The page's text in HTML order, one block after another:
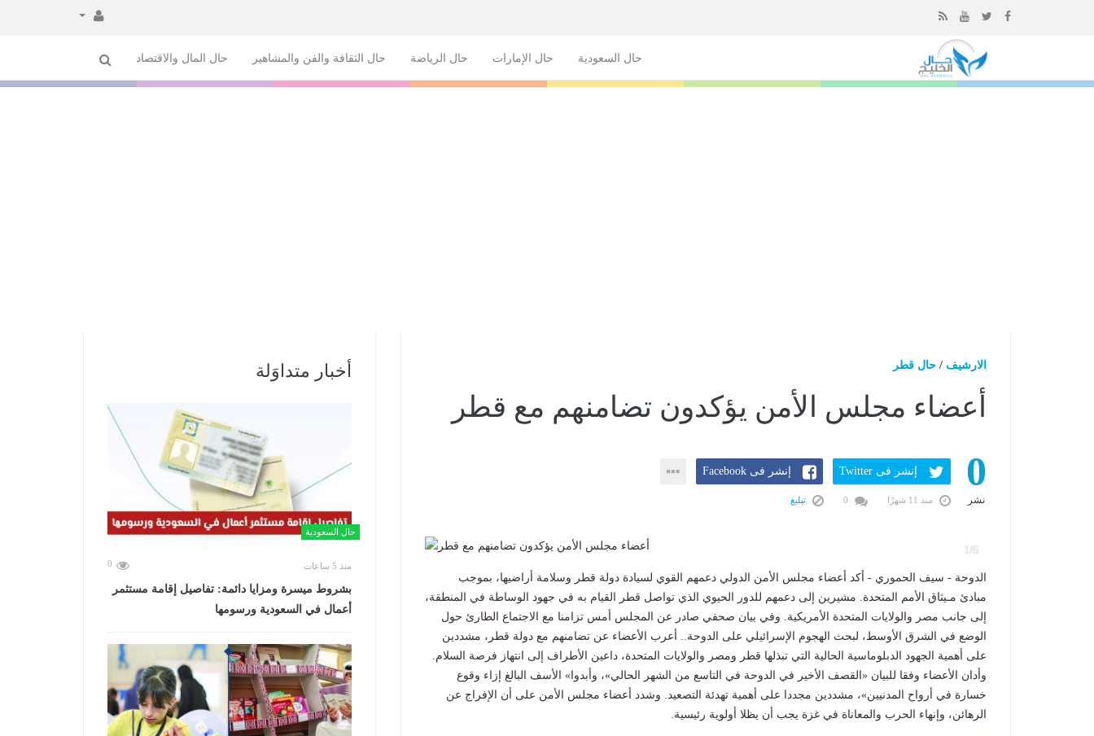
المحتوى
حال السعودية حال الإمارات حال الرياضة حال الثقافة والفن والمشاهير حال المال والاقتصاد
الارشيف / حال قطر
أعضاء مجلس الأمن يؤكدون تضامنهم مع قطر
0
نشر
إنشر فى Twitter إنشر فى Facebook
منذ 11 شهرًا تبليغ
1/6
الدوحة - سيف الحموري - أكد أعضاء مجلس الأمن الدولي دعمهم القوي لسيادة دولة قطر وسلامة أراضيها، بموجب
مبادئ مـيثاق الأمم المتحدة. مشيرين إلى دعمهم للدور الحيوي الذي تواصل قطر القيام به في جهود الوساطة في المنطقة،
إلى جانب مصر والولايات المتحدة الأمريكية. وفي بيان صحفي صادر عن المجلس أمس تزامنا مع الاجتماع الطارئ حول
الوضع في الشرق الأوسط، لبحث الهجوم الإسرائيلي على الدوحة.. أعرب الأعضاء عن تضامنهم مع دولة قطر، مشددين
على أهمية الجهود الدبلوماسية الحالية التي تبذلها قطر ومصر والولايات المتحدة، داعين الأطراف إلى انتهاز فرصة السلام.
وأدان الأعضاء وفقا للبيان «القصف الأخير في الدوحة في التاسع من الشهر الحالي»، وأبدوا» الأسف البالغ إزاء وقوع
خسارة في أرواح المدنيين»، مشددين مجددا على أهمية تهدئة التصعيد. وشدد أعضاء مجلس الأمن على أن الإفراج عن
الرهائن، وإنهاء الحرب والمعاناة في غزة يجب أن يظلا أولوية رئيسية.
أخبار متداوَلة
حال السعودية
منذ 5 ساعات 0
بشروط ميسرة ومزايا دائمة: تفاصيل إقامة مستثمر
أعمال في السعودية ورسومها